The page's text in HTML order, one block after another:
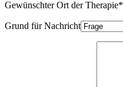
Gewünschter Ort der Therapie*
Grund für Nachricht